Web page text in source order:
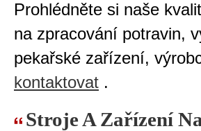
Prohlédněte si naše
na zpracování potravin,
pekařské zařízení,
kontaktovat .
Stroje A Zařízení